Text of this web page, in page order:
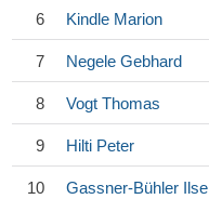
6 Kindle Marion
7 Negele Gebhard
8 Vogt Thomas
9 Hilti Peter
10 Gassner-Bühler Ilse